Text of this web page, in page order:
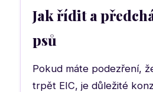
Jak řídit a
psů
Pokud máte podezření,
trpět EIC, je důležité